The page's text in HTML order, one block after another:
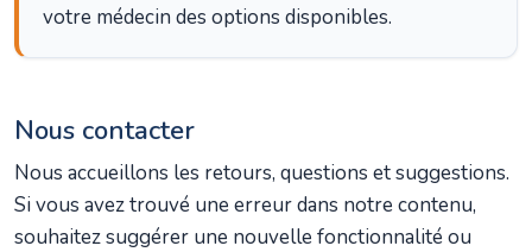
votre médecin des options disponibles.
Nous contacter
Nous accueillons les retours, questions et suggestions.
Si vous avez trouvé une erreur dans notre contenu,
souhaitez suggérer une nouvelle fonctionnalité ou